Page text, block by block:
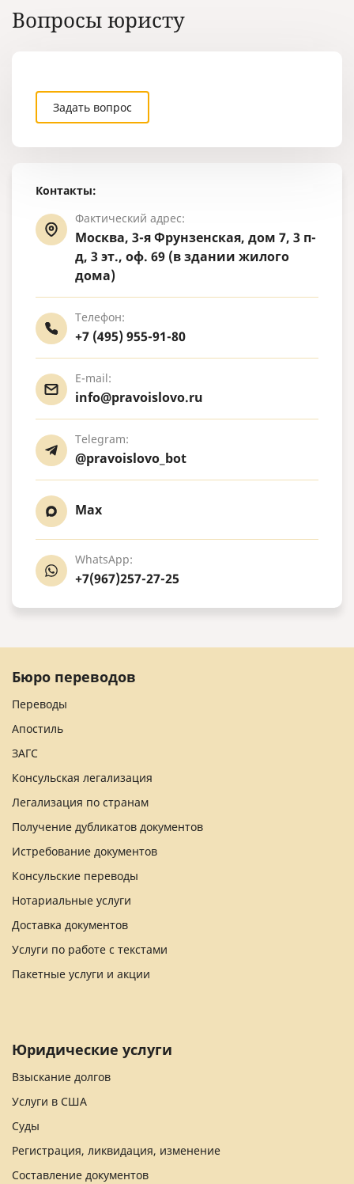
Контакты:
Фактический адрес:
Москва, 3-я Фрунзенская, дом 7, 3 п-
д, 3 эт., оф. 69 (в здании жилого
дома)
Телефон:
+7 (495) 955-91-80
E-mail:
info@pravoislovo.ru
Telegram:
@pravoislovo_bot
Max
WhatsApp:
+7(967)257-27-25
Вопросы юристу
Задать вопрос
Бюро переводов
Переводы
Апостиль
ЗАГС
Консульская легализация
Легализация по странам
Получение дубликатов документов
Истребование документов
Консульские переводы
Нотариальные услуги
Доставка документов
Услуги по работе с текстами
Пакетные услуги и акции
Юридические услуги
Взыскание долгов
Услуги в США
Суды
Регистрация, ликвидация, изменение
Составление документов